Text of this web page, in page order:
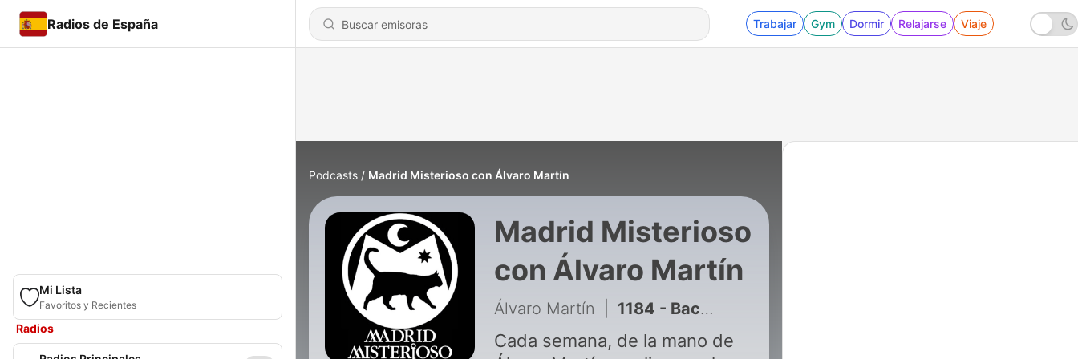
Radios de España Trabajar Gym Dormir Relajarse Viaje
Mi Lista
Favoritos y Recientes
Radios
Podcasts Madrid Misterioso con Álvaro Martín
Madrid Misterioso
con Álvaro Martín
Álvaro Martín 1184 - Backrooms, los no-lugares de Madrid - Madrid Misterioso 7x48
Cada semana, de la mano de